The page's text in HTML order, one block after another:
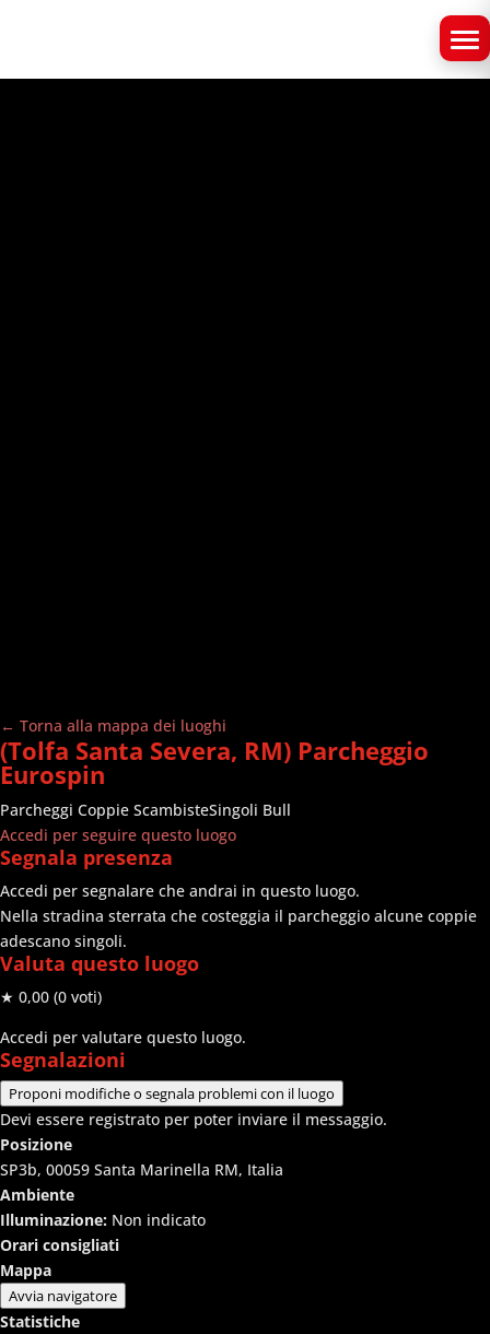
← Torna alla mappa dei luoghi
(Tolfa Santa Severa, RM) Parcheggio
Eurospin
Parcheggi Coppie ScambisteSingoli Bull
Accedi per seguire questo luogo
Segnala presenza
Accedi per segnalare che andrai in questo luogo.
Nella stradina sterrata che costeggia il parcheggio alcune coppie
adescano singoli.
Valuta questo luogo
★ 0,00 (0 voti)
Accedi per valutare questo luogo.
Segnalazioni
Proponi modifiche o segnala problemi con il luogo
Devi essere registrato per poter inviare il messaggio.
Posizione
SP3b, 00059 Santa Marinella RM, Italia
Ambiente
Illuminazione: Non indicato
Orari consigliati
Mappa
Avvia navigatore
Statistiche